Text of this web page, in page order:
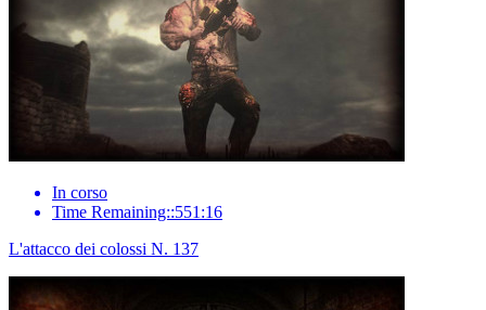
In corso
Time Remaining::551:16
L'attacco dei colossi N. 137